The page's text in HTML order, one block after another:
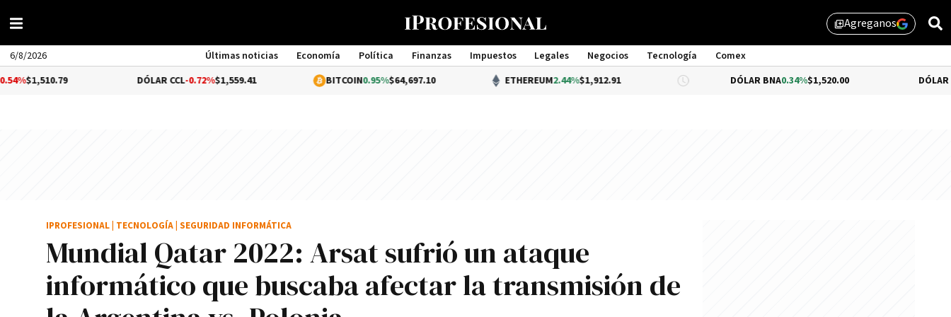
library_addAgreganos
6/8/2026 Últimas noticias Economía Política Finanzas Impuestos Legales Negocios Tecnología
Comex
Management
DÓLAR CCL-0.72%$1,559.41 BITCOIN0.95%$64,697.10 ETHEREUM2.44%$1,912.91 DÓLAR BNA0.34%$1,520.00 DÓLAR BLUE-
Mundial Qatar 2022: Arsat sufrió un ataque
informático que buscaba afectar la transmisión de
IPROFESIONAL TECNOLOGÍA SEGURIDAD INFORMÁTICA